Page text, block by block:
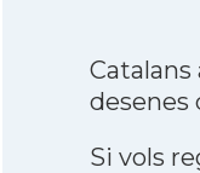
Catalans
desenes
Si vols